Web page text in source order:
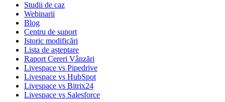
Studii de caz
Webinarii
Blog
Centru de suport
Istoric modificări
Lista de așteptare
Raport Cereri Vânzări
Livespace vs Pipedrive
Livespace vs HubSpot
Livespace vs Bitrix24
Livespace vs Salesforce